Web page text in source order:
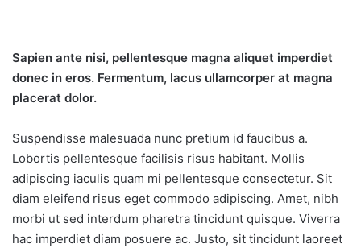
Sapien ante nisi, pellentesque magna aliquet imperdiet
donec in eros. Fermentum, lacus ullamcorper at magna
placerat dolor.
Suspendisse malesuada nunc pretium id faucibus a.
Lobortis pellentesque facilisis risus habitant. Mollis
adipiscing iaculis quam mi pellentesque consectetur. Sit
diam eleifend risus eget commodo adipiscing. Amet, nibh
morbi ut sed interdum pharetra tincidunt quisque. Viverra
hac imperdiet diam posuere ac. Justo, sit tincidunt laoreet